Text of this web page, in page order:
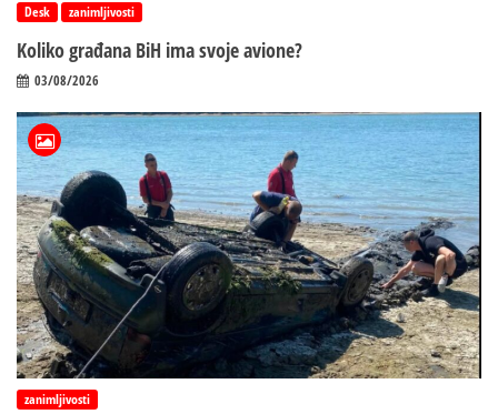
Desk zanimljivosti
Koliko građana BiH ima svoje avione?
03/08/2026
zanimljivosti